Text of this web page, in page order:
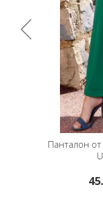
Класическа